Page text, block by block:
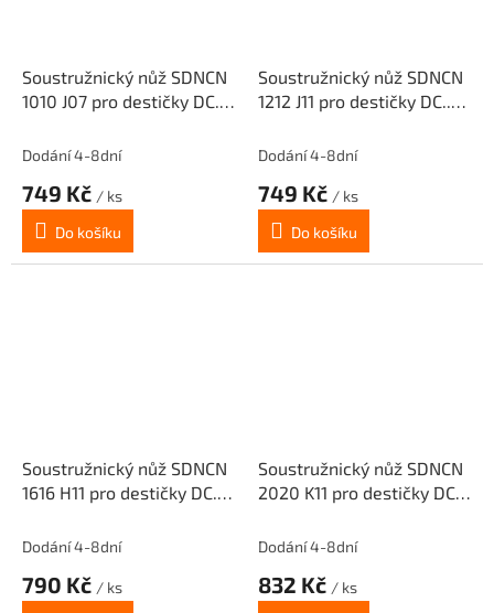
Soustružnický nůž SDNCN
1010 J07 pro destičky DC..
Dodání 4-8dní
749 Kč / ks
Do košíku
Soustružnický nůž SDNCN
1212 J11 pro destičky DC..
Dodání 4-8dní
749 Kč / ks
Do košíku
Soustružnický nůž SDNCN
1616 H11 pro destičky DC..
Dodání 4-8dní
790 Kč / ks
Soustružnický nůž SDNCN
2020 K11 pro destičky DC..
Dodání 4-8dní
832 Kč / ks